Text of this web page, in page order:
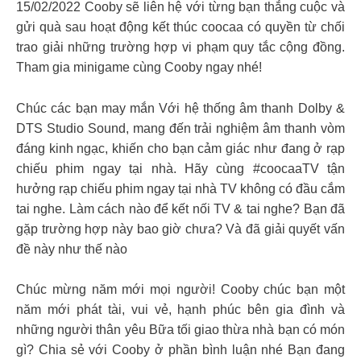
15/02/2022 Cooby sẽ liên hệ với từng bạn thắng cuộc và
gửi quà sau hoạt động kết thúc coocaa có quyền từ chối
trao giải những trường hợp vi phạm quy tắc cộng đồng.
Tham gia minigame cùng Cooby ngay nhé!
Chúc các bạn may mắn Với hệ thống âm thanh Dolby &
DTS Studio Sound, mang đến trải nghiệm âm thanh vòm
đáng kinh ngạc, khiến cho bạn cảm giác như đang ở rạp
chiếu phim ngay tại nhà. Hãy cùng #coocaaTV tận
hưởng rạp chiếu phim ngay tại nhà TV không có đầu cắm
tai nghe. Làm cách nào để kết nối TV & tai nghe? Bạn đã
gặp trường hợp này bao giờ chưa? Và đã giải quyết vấn
đề này như thế nào
Chúc mừng năm mới mọi người! Cooby chúc bạn một
năm mới phát tài, vui vẻ, hạnh phúc bên gia đình và
những người thân yêu Bữa tối giao thừa nhà bạn có món
gì? Chia sẻ với Cooby ở phần bình luận nhé Bạn đang